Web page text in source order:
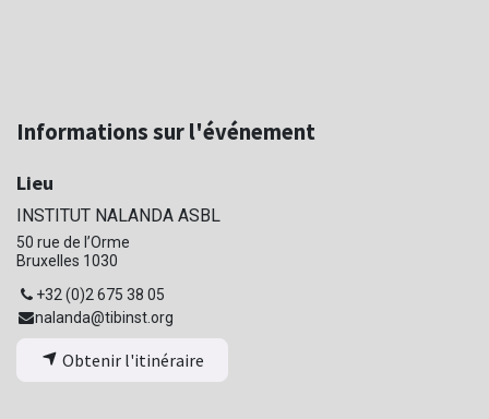
Informations sur l'événement
Lieu
INSTITUT NALANDA ASBL
50 rue de l’Orme
Bruxelles 1030
+32 (0)2 675 38 05
nalanda@tibinst.org
Obtenir l'itinéraire